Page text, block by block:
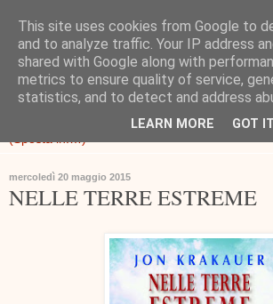
mercoledì 20 maggio 2015
NELLE TERRE ESTREME
This site uses cookies from Google to
and to analyze traffic. Your IP address
shared with Google along with
metrics to ensure quality of service,
statistics, and to detect and address
LEARN MORE GOT IT